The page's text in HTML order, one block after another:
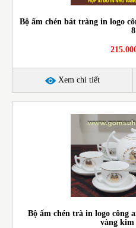
Bộ ấm chén bát tràng in logo
8
Xem chi tiết
Bộ ấm chén trà in logo công
vàng kim